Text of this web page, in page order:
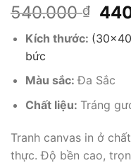
540.000₫
Kích thước:
bức
Màu sắc:Đa Sắc
Chất liệu: Tráng
Tranh canvas in ở
thực. Độ bền cao,